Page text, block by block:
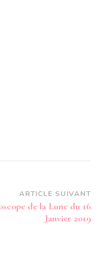
ARTICLE SUIVANT
de la Lune du 16
Janvier 2019